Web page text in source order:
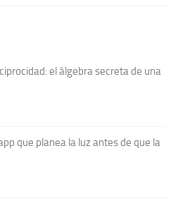
el álgebra secreta de una
que planea la luz antes de que la